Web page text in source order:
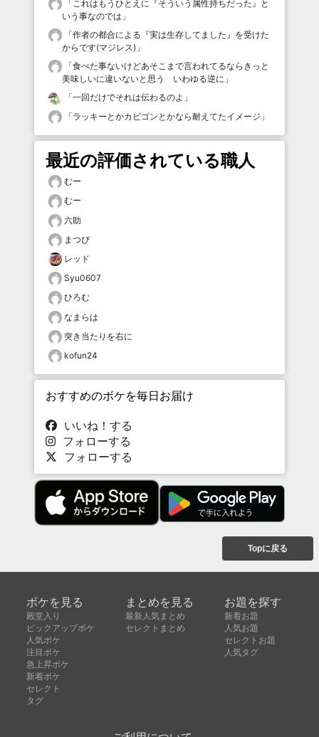
「 これはもうひとえに『そういう属性持ちだった』と
いう事なのでは 」
「作者の都合による『実は生存してました』を受けた
からです(マジレス) 」
「食べた事ないけどあそこまで言われてるならきっと
美味しいに違いないと思う いわゆる逆に 」
「一回だけでそれは伝わるのよ 」
「ラッキーとかカビゴンとかなら耐えてたイメージ 」
最近の評価されている職人
むー
むー
六助
まつぴ
レッド
Syu0607
ひろむ
なまらは
突き当たりを右に
kofun24
おすすめのボケを毎日お届け
いいね！する
フォローする
フォローする
Topに戻る
ボケを見る
殿堂入り
ピックアップボケ
人気ボケ
注目ボケ
急上昇ボケ
新着ボケ
セレクト
タグ
まとめを見る
最新人気まとめ
セレクトまとめ
お題を探す
新着お題
人気お題
セレクトお題
人気タグ